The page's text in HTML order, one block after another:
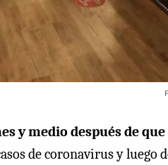
y medio después de
de coronavirus y luego